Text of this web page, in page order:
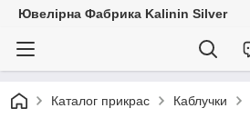
Ювелірна Фабрика Kalinin Silver
Каталог прикрас Каблучки